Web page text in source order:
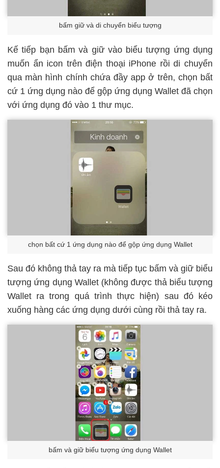
bấm giữ và di chuyển biểu tượng
Kế tiếp bạn bấm và giữ vào biểu tượng ứng dụng
muốn ẩn icon trên điện thoại iPhone rồi di chuyển
qua màn hình chính chứa đầy app ở trên, chọn bất
cứ 1 ứng dụng nào để gộp ứng dụng Wallet đã chọn
với ứng dụng đó vào 1 thư mục.
chọn bất cứ 1 ứng dụng nào để gộp ứng dụng Wallet
Sau đó không thả tay ra mà tiếp tục bấm và giữ biểu
tượng ứng dụng Wallet (không được thả biểu tượng
Wallet ra trong quá trình thực hiện) sau đó kéo
xuống hàng các ứng dụng dưới cùng rồi thả tay ra.
bấm và giữ biểu tượng ứng dụng Wallet